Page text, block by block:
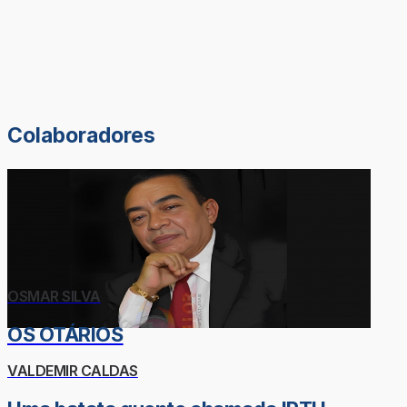
Colaboradores
OSMAR SILVA
OS OTÁRIOS
VALDEMIR CALDAS